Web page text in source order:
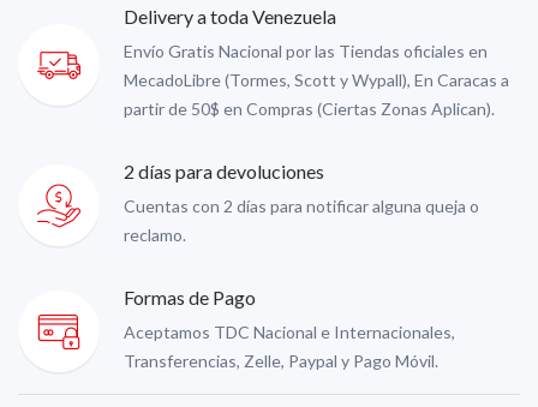
Delivery a toda Venezuela
Envío Gratis Nacional por las Tiendas oficiales en
MecadoLibre (Tormes, Scott y Wypall), En Caracas a
partir de 50$ en Compras (Ciertas Zonas Aplican).
2 días para devoluciones
Cuentas con 2 días para notificar alguna queja o
reclamo.
Formas de Pago
Aceptamos TDC Nacional e Internacionales,
Transferencias, Zelle, Paypal y Pago Móvil.